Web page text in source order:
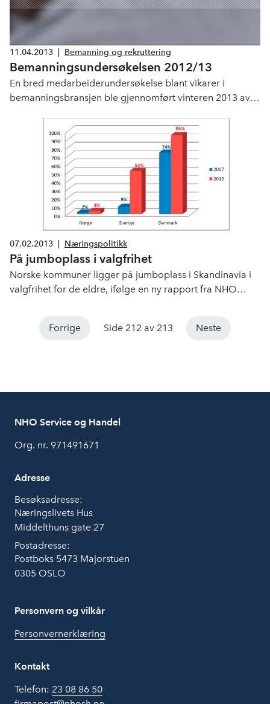
11.04.2013 Bemanning og rekruttering
Bemanningsundersøkelsen 2012/13
En bred medarbeiderundersøkelse blant vikarer i
bemanningsbransjen ble gjennomført vinteren 2013 av
07.02.2013 Næringspolitikk
På jumboplass i valgfrihet
Norske kommuner ligger på jumboplass i Skandinavia i
valgfrihet for de eldre, ifølge en ny rapport fra NHO
Danmark.Forrige Side 212 av 213 Neste
NHO Service og Handel
Org. nr. 971491671
Adresse
Besøksadresse:
Næringslivets Hus
Middelthuns gate 27
Postadresse:
Postboks 5473 Majorstuen
0305 OSLO
Personvern og vilkår
Personvernerklæring
Kontakt
Telefon: 23 08 86 50